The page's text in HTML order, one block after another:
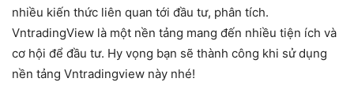
nhiều kiến thức liên quan tới đầu tư, phân tích.
VntradingView là một nền tảng mang đến nhiều tiện ích và
cơ hội để đầu tư. Hy vọng bạn sẽ thành công khi sử dụng
nền tảng Vntradingview này nhé!